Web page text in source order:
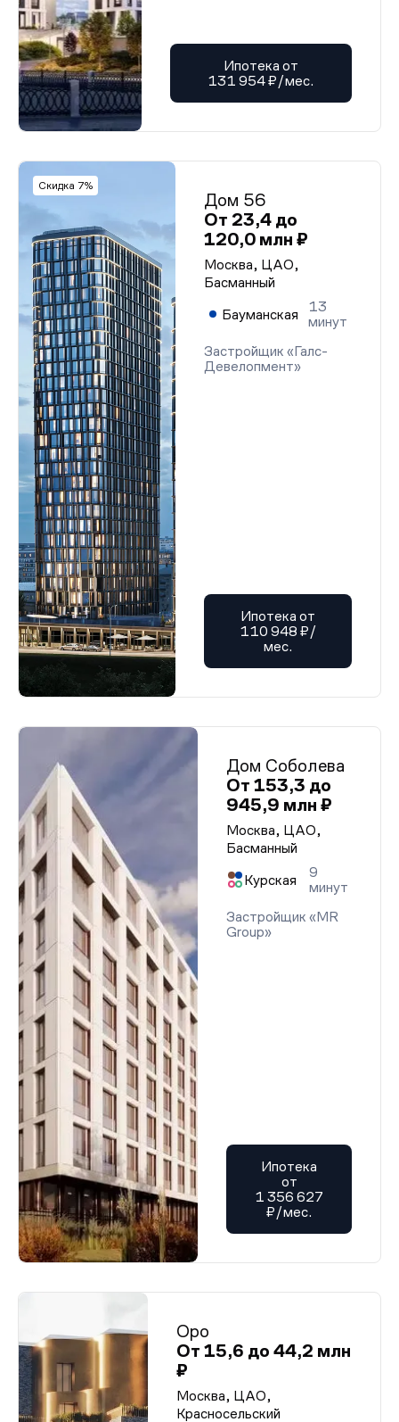
Ипотека от
131 954 ₽/мес.
Скидка 7%
Дом 56
От 23,4 до
120,0 млн ₽
Москва, ЦАО,
Басманный
Бауманская
13
минут
Застройщик «Галс-
Девелопмент»
Ипотека от
110 948 ₽/
мес.
Дом Соболева
От 153,3 до
945,9 млн ₽
Москва, ЦАО,
Басманный
Курская
9
минут
Застройщик «MR
Group»
Ипотека
от
1 356 627
₽/мес.
Оро
От 15,6 до 44,2 млн
₽
Москва, ЦАО,
Красносельский